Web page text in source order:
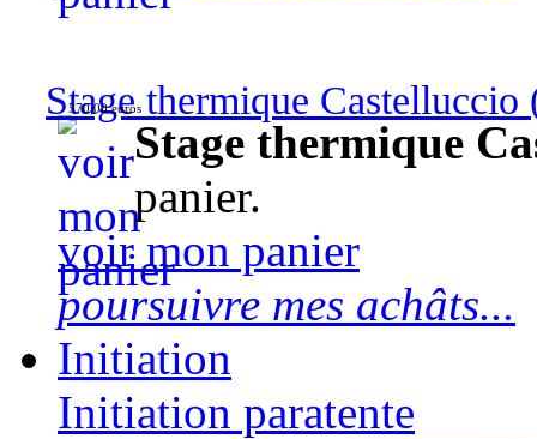
Stage thermique Castelluccio
570,00 euros
Stage thermique
panier.
voir mon panier
poursuivre mes achâts...
Initiation
Initiation paratente